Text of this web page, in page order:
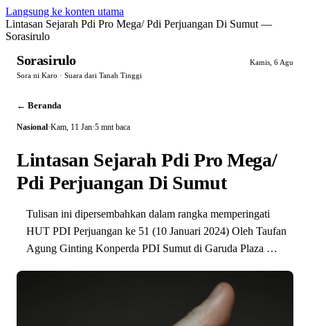
Langsung ke konten utama
Lintasan Sejarah Pdi Pro Mega/ Pdi Perjuangan Di Sumut —
Sorasirulo
Sorasirulo
Kamis, 6 Agu
Sora ni Karo · Suara dari Tanah Tinggi
← Beranda
Nasional·Kam, 11 Jan·5 mnt baca
Lintasan Sejarah Pdi Pro Mega/
Pdi Perjuangan Di Sumut
Tulisan ini dipersembahkan dalam rangka memperingati
HUT PDI Perjuangan ke 51 (10 Januari 2024) Oleh Taufan
Agung Ginting Konperda PDI Sumut di Garuda Plaza …